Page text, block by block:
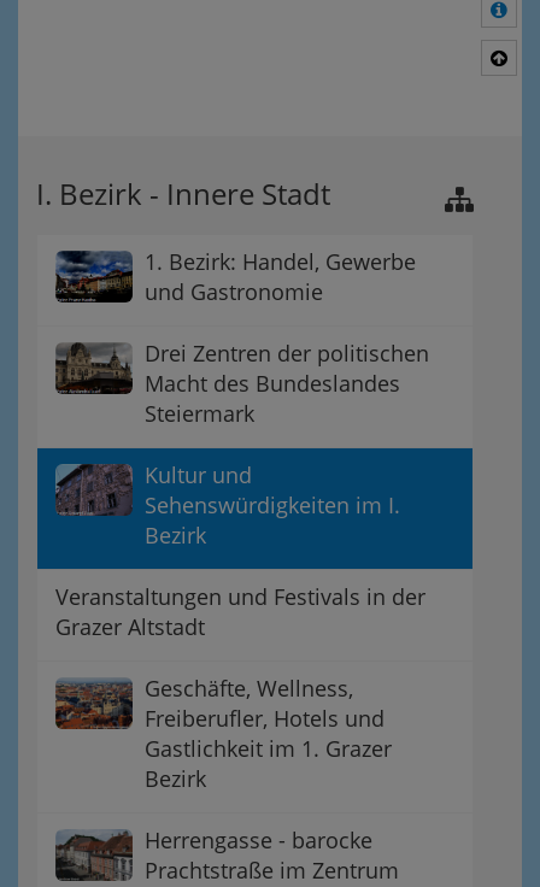
I. Bezirk - Innere Stadt
1. Bezirk: Handel, Gewerbe
und Gastronomie
Drei Zentren der politischen
Macht des Bundeslandes
Steiermark
Kultur und
Sehenswürdigkeiten im I.
Bezirk
Veranstaltungen und Festivals in der
Grazer Altstadt
Geschäfte, Wellness,
Freiberufler, Hotels und
Gastlichkeit im 1. Grazer
Bezirk
Herrengasse - barocke
Prachtstraße im Zentrum